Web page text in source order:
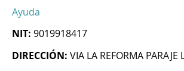
Ayuda
NIT: 9019918417
DIRECCIÓN: VIA LA REFORMA PARAJE